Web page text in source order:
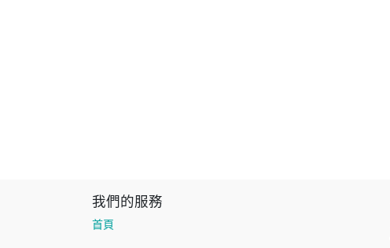
我們的服務
首頁